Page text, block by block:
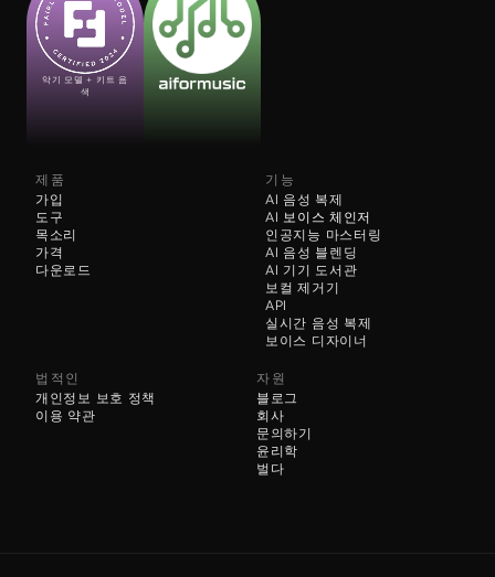
악기 모델 + 키트 음
색
제품
가입
도구
목소리
가격
다운로드
기능
AI 음성 복제
AI 음성 블렌딩
AI 보이스 체인저
인공지능 마스터링
AI 기기 도서관
보컬 제거기
API
실시간 음성 복제
보이스 디자이너
법적인
개인정보 보호 정책
이용 약관
자원
블로그
회사
문의하기
윤리학
벌다